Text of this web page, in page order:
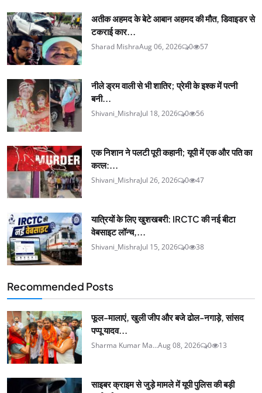
अतीक अहमद के बेटे आबान अहमद की मौत, डिवाइडर से
टकराई कार...
Sharad MishraAug 06, 2026 0 57
नीले ड्रम वाली से भी शातिर; प्रेमी के इश्‍क में पत्नी
बनी...
Shivani_MishraJul 18, 2026 0 56
एक निशान ने पलटी पूरी कहानी; यूपी में एक और पति का
कत्ल:...
Shivani_MishraJul 26, 2026 0 47
यात्रियों के लिए खुशखबरी: IRCTC की नई बीटा
वेबसाइट लॉन्च,...
Shivani_MishraJul 15, 2026 0 38
Recommended Posts
फूल-मालाएं, खुली जीप और बजे ढोल-नगाड़े, सांसद
पप्पू यादव...
Sharma Kumar Ma...Aug 08, 2026 0 13
साइबर क्राइम से जुड़े मामले में यूपी पुलिस की बड़ी